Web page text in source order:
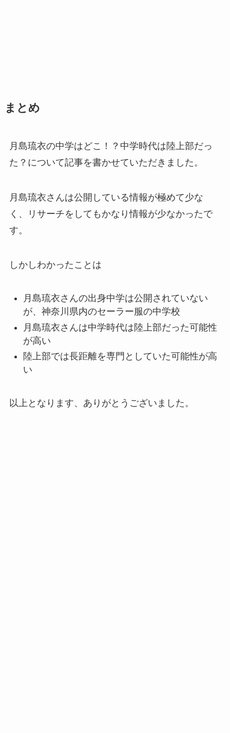
まとめ
月島琉衣の中学はどこ！？中学時代は陸上部だっ
た？について記事を書かせていただきました。
月島琉衣さんは公開している情報が極めて少な
く、リサーチをしてもかなり情報が少なかったで
す。
しかしわかったことは
月島琉衣さんの出身中学は公開されていない
が、神奈川県内のセーラー服の中学校
月島琉衣さんは中学時代は陸上部だった可能性
が高い
陸上部では長距離を専門としていた可能性が高
い
以上となります、ありがとうございました。